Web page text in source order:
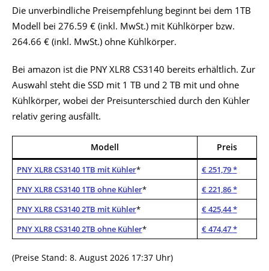
Die unverbindliche Preisempfehlung beginnt bei dem 1TB
Modell bei 276.59 € (inkl. MwSt.) mit Kühlkörper bzw.
264.66 € (inkl. MwSt.) ohne Kühlkörper.
Bei amazon ist die PNY XLR8 CS3140 bereits erhältlich. Zur
Auswahl steht die SSD mit 1 TB und 2 TB mit und ohne
Kühlkörper, wobei der Preisunterschied durch den Kühler
relativ gering ausfällt.
Modell Preis
PNY XLR8 CS3140 1TB mit Kühler* € 251,79*
PNY XLR8 CS3140 1TB ohne Kühler* € 221,86*
PNY XLR8 CS3140 2TB mit Kühler* € 425,44*
PNY XLR8 CS3140 2TB ohne Kühler* € 474,47*
(Preise Stand: 8. August 2026 17:37 Uhr)